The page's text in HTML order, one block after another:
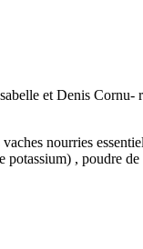
nourries
potassium) , poudre